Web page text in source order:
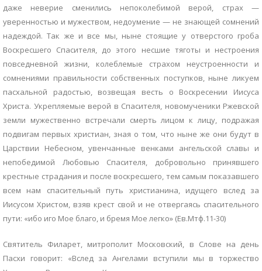
даже неверие сменились непоколебимой верой, страх —
уверенностью и мужеством, недоумение — не знающей сомнений
надеждой. Так же и все мы, ныне стоящие у отверстого гроба
Воскресшего Спасителя, до этого несшие тяготы и нестроения
повседневной жизни, колеблемые страхом неустроенности и
сомнениями правильности собственных поступков, ныне ликуем
пасхальной радостью, возвещая весть о Воскресении Иисуса
Христа. Укрепляемые верой в Спасителя, новомученики Ржевской
земли мужественно встречали смерть лицом к лицу, подражая
подвигам первых христиан, зная о том, что ныне же они будут в
Царствии Небесном, увенчанные венками ангельской славы и
непобедимой Любовью Спасителя, добровольно принявшего
крестные страдания и после воскресшего, тем самым показавшего
всем нам спасительный путь христианина, идущего вслед за
Иисусом Христом, взяв крест свой и не отвергаясь спасительного
пути: «ибо иго Мое благо, и бремя Мое легко» (Ев.Мтф.11-30)
Святитель Филарет, митрополит Московский, в Слове на день
Пасхи говорит: «Вслед за Ангелами вступили мы в торжество